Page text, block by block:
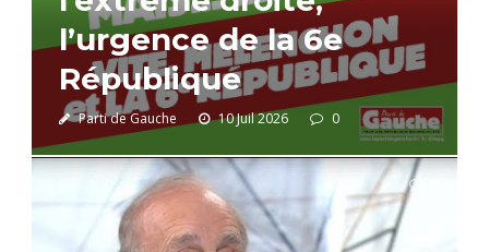
l’urgence de la 6e
République
Parti de Gauche 10 Juil 2026 0